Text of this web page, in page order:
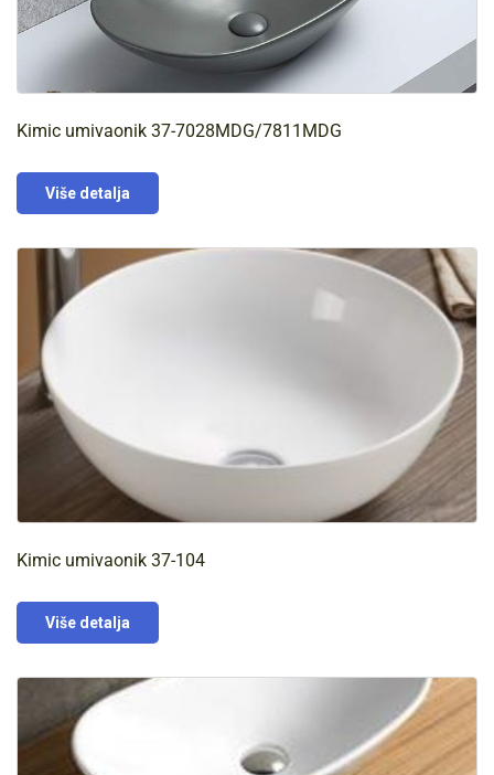
Kimic umivaonik 37-7028MDG/7811MDG
Više detalja
Kimic umivaonik 37-104
Više detalja